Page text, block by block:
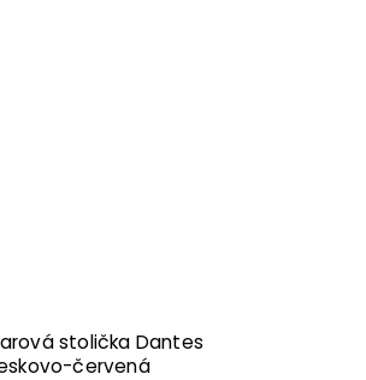
stolička Dantes
červená